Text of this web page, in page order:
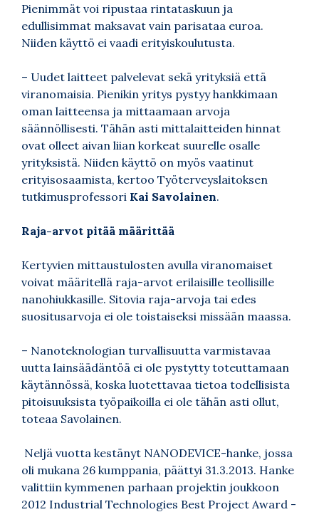
Pienimmät voi ripustaa rintataskuun ja
edullisimmat maksavat vain parisataa euroa.
Niiden käyttö ei vaadi erityiskoulutusta.
– Uudet laitteet palvelevat sekä yrityksiä että
viranomaisia. Pienikin yritys pystyy hankkimaan
oman laitteensa ja mittaamaan arvoja
säännöllisesti. Tähän asti mittalaitteiden hinnat
ovat olleet aivan liian korkeat suurelle osalle
yrityksistä. Niiden käyttö on myös vaatinut
erityisosaamista, kertoo Työterveyslaitoksen
tutkimusprofessori Kai Savolainen.
Raja-arvot pitää määrittää
Kertyvien mittaustulosten avulla viranomaiset
voivat määritellä raja-arvot erilaisille teollisille
nanohiukkasille. Sitovia raja-arvoja tai edes
suositusarvoja ei ole toistaiseksi missään maassa.
– Nanoteknologian turvallisuutta varmistavaa
uutta lainsäädäntöä ei ole pystytty toteuttamaan
käytännössä, koska luotettavaa tietoa todellisista
pitoisuuksista työpaikoilla ei ole tähän asti ollut,
toteaa Savolainen.
Neljä vuotta kestänyt NANODEVICE-hanke, jossa
oli mukana 26 kumppania, päättyi 31.3.2013. Hanke
valittiin kymmenen parhaan projektin joukkoon
2012 Industrial Technologies Best Project Award -